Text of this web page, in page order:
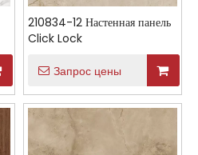
210834-12 Настенная панель
Click Lock
Запрос цены